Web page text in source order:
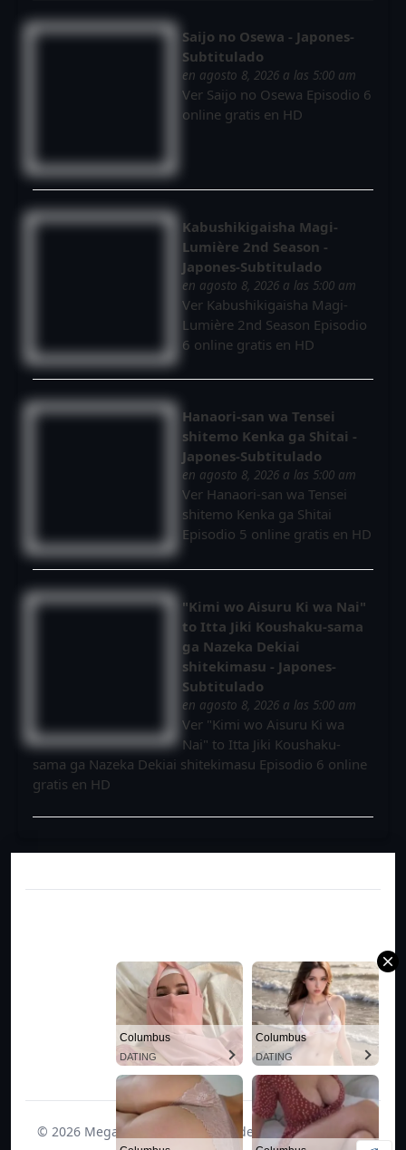
Columbus
DATING
Columbus
DATING
Saijo no Osewa - Japones-
Subtitulado
en agosto 8, 2026 a las 5:00 am
Ver Saijo no Osewa Episodio 6
online gratis en HD
Kabushikigaisha Magi-
Lumière 2nd Season -
Japones-Subtitulado
en agosto 8, 2026 a las 5:00 am
Ver Kabushikigaisha Magi-
Lumière 2nd Season Episodio
6 online gratis en HD
Hanaori-san wa Tensei
shitemo Kenka ga Shitai -
Japones-Subtitulado
en agosto 8, 2026 a las 5:00 am
Ver Hanaori-san wa Tensei
shitemo Kenka ga Shitai
Episodio 5 online gratis en HD
"Kimi wo Aisuru Ki wa Nai"
to Itta Jiki Koushaku-sama
ga Nazeka Dekiai
shitekimasu - Japones-
Subtitulado
en agosto 8, 2026 a las 5:00 am
Ver "Kimi wo Aisuru Ki wa
Nai" to Itta Jiki Koushaku-
sama ga Nazeka Dekiai shitekimasu Episodio 6 online
gratis en HD
© 2026 Megauniverso. Todos los derechos reservados.